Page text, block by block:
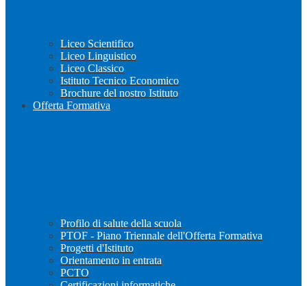
Liceo Scientifico
Liceo Linguistico
Liceo Classico
Istituto Tecnico Economico
Brochure del nostro Istituto
Offerta Formativa
Profilo di salute della scuola
PTOF - Piano Triennale dell'Offerta Formativa
Progetti d'Istituto
Orientamento in entrata
PCTO